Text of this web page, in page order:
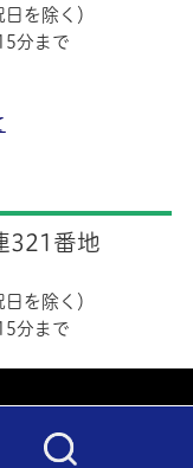
を除く）
分まで
321番地
を除く）
分まで